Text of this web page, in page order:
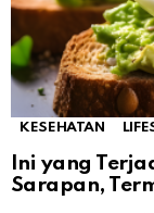
KESEHATAN
Ini yang
Sarapan,